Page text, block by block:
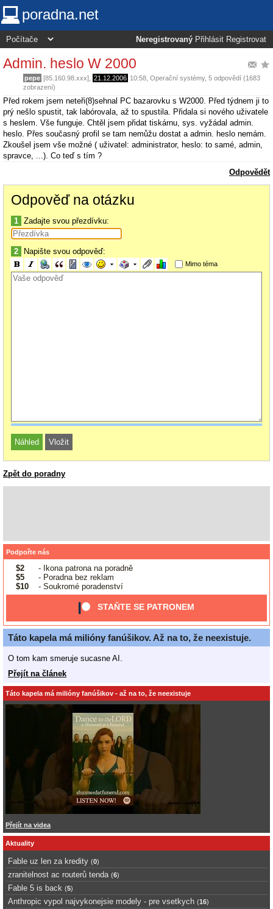
poradna.net
Neregistrovaný Přihlásit Registrovat
Admin. heslo W 2000
pepe [85.160.98.xxx], 21.12.2006 10:58 Operační systémy, 5 odpovědí (1683
zobrazení)
Před rokem jsem neteři(8)sehnal PC bazarovku s W2000. Před týdnem ji to
prý nešlo spustit, tak labórovala, až to spustila. Přidala si nového uživatele
s heslem. Vše funguje. Chtěl jsem přidat tiskárnu, sys. vyžádal admin.
heslo. Přes současný profil se tam nemůžu dostat a admin. heslo nemám.
Zkoušel jsem vše možné ( uživatel: administrator, heslo: to samé, admin,
spravce, ...). Co teď s tím ?
Odpovědět
Odpověď na otázku
1 Zadajte svou přezdívku:
2 Napište svou odpověď:
Mimo téma
Zpět do poradny
Podpořte nás
$2
- Ikona patrona na poradně
$5
- Poradna bez reklam
$10
- Soukromé poradenství
STAŇTE SE PATRONEM
Táto kapela má milióny fanúšikov. Až na to, že neexistuje.
O tom kam smeruje sucasne AI.
Přejít na článek
Táto kapela má milióny fanúšikov - až na to, že neexistuje
Přejít na videa
Aktuality
Fable uz len za kredity (0)
zranitelnost ac routerů tenda (6)
Fable 5 is back (5)
Anthropic vypol najvykonejsie modely - pre vsetkych (16)